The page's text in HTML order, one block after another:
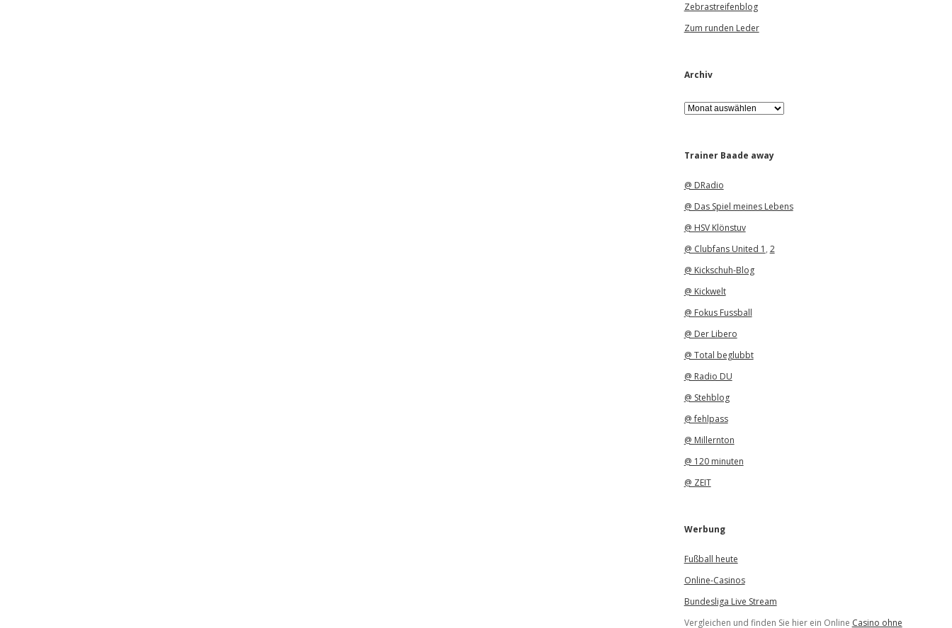
Zebrastreifenblog
Zum runden Leder
Archiv
A
r
iTrainer Baade away
@ DRadio
@ Das Spiel meines Lebens
@ HSV Klönstuv
@ Clubfans United 1 , 2
@ Kickschuh-Blog
@ Kickwelt
@ Fokus Fussball
@ Der Libero
@ Total beglubbt
@ Radio DU
@ Stehblog
@ fehlpass
@ Millernton
@ 120 minuten
@ ZEIT
Werbung
Fußball heute
Online-Casinos
Bundesliga Live Stream
Vergleichen und finden Sie hier ein Online Casino ohne